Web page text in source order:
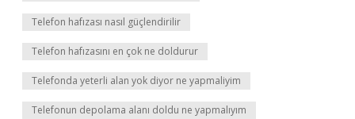
Telefon hafızası nasıl güçlendirilir
Telefon hafızasını en çok ne doldurur
Telefonda yeterli alan yok diyor ne yapmaliyim
Telefonun depolama alanı doldu ne yapmalıyım